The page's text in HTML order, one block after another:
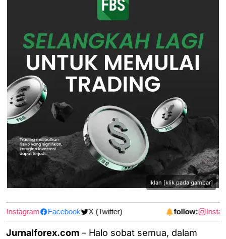
Iklan [klik pada gambar]
Instagram Facebook X (Twitter) follow:
Jurnalforex.com – Halo sobat semua, dalam